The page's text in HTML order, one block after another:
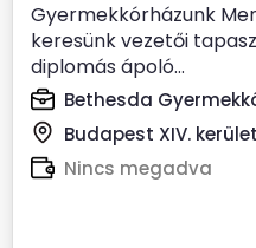
Gyermekkórházunk
keresünk vezetői
diplomás ápoló...
Bethesda
Budapest XIV. kerület
Nincs megadva